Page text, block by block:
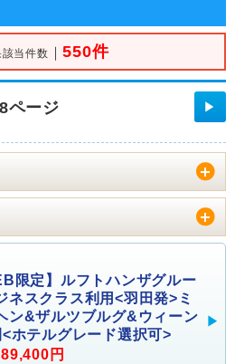
当件数 ｜550件
ページ ▶
限定】ルフトハンザグルー
ネスクラス利用<羽田発>ミ
ン&ザルツブルグ&ウィーン
ホテルグレード選択可>
円